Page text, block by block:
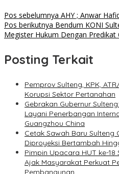
Pos sebelumnya AHY ; Anwar
Pos berikutnya Bendum KONI
Megister Hukum Dengan Predikat
Posting Terkait
Pemprov Sulteng, KPK,
Korupsi Sektor Pertanahan
Gebrakan Gubernur
Layani Penerbangan
Guangzhou China
Cetak Sawah Baru Sulteng
Diproyeksi Bertambah
Pimpin Upacara HUT ke-
Ajak Masyarakat Perkuat
Pembangunan